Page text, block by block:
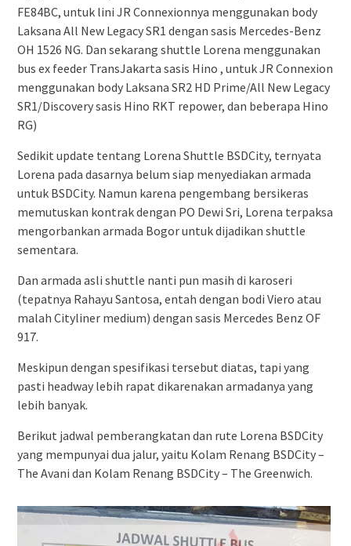
FE84BC, untuk lini JR Connexionnya menggunakan body
Laksana All New Legacy SR1 dengan sasis Mercedes-Benz
OH 1526 NG. Dan sekarang shuttle Lorena menggunakan
bus ex feeder TransJakarta sasis Hino , untuk JR Connexion
menggunakan body Laksana SR2 HD Prime/All New Legacy
SR1/Discovery sasis Hino RKT repower, dan beberapa Hino
RG)
Sedikit update tentang Lorena Shuttle BSDCity, ternyata
Lorena pada dasarnya belum siap menyediakan armada
untuk BSDCity. Namun karena pengembang bersikeras
memutuskan kontrak dengan PO Dewi Sri, Lorena terpaksa
mengorbankan armada Bogor untuk dijadikan shuttle
sementara.
Dan armada asli shuttle nanti pun masih di karoseri
(tepatnya Rahayu Santosa, entah dengan bodi Viero atau
malah Cityliner medium) dengan sasis Mercedes Benz OF
917.
Meskipun dengan spesifikasi tersebut diatas, tapi yang
pasti headway lebih rapat dikarenakan armadanya yang
lebih banyak.
Berikut jadwal pemberangkatan dan rute Lorena BSDCity
yang mempunyai dua jalur, yaitu Kolam Renang BSDCity –
The Avani dan Kolam Renang BSDCity – The Greenwich.